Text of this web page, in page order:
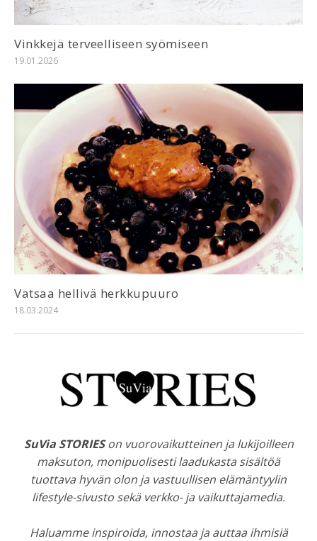
Vinkkejä terveelliseen syömiseen
19.01.2026
Vatsaa hellivä herkkupuuro
18.03.2024
SuVia STORIESon vuorovaikutteinen ja lukijoilleen
maksuton, monipuolisesti laadukasta sisältöä
tuottava hyvän olon ja vastuullisen elämäntyylin
lifestyle-sivusto sekä verkko- ja vaikuttajamedia.
Haluamme inspiroida, innostaa ja auttaa ihmisiä